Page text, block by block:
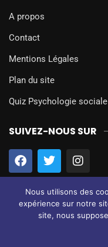
A propos
Contact
Mentions Légales
Plan du site
Quiz Psychologie sociale
SUIVEZ-NOUS SUR
@2024 – Tous
Nous utilisons des
expérience sur notre
site, nous